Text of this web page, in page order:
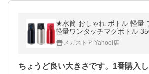
★水筒 おしゃれ ボトル 軽量
軽量ワンタッチマグボトル
アトラス (D)
メガストア Yahoo!店